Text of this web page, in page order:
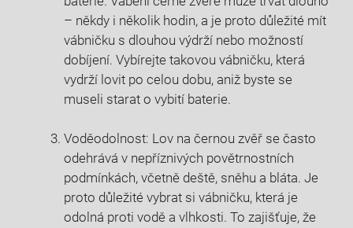
– někdy i několik hodin, a je proto důležité mít
vábničku s dlouhou výdrží nebo možností
dobíjení. Vybírejte takovou vábničku, která
vydrží lovit po celou dobu, aniž byste se
museli starat o vybití baterie.
Voděodolnost: Lov na černou zvěř se často
odehrává v nepříznivých povětrnostních
podmínkách, včetně deště, sněhu a bláta. Je
proto důležité vybrat si vábničku, která je
odolná proti vodě a vlhkosti. To zajišťuje, že